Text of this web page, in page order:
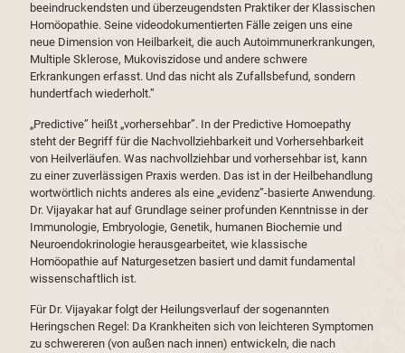
beeindruckendsten und überzeugendsten Praktiker der Klassischen
Homöopathie. Seine videodokumentierten Fälle zeigen uns eine
neue Dimension von Heilbarkeit, die auch Autoimmunerkrankungen,
Multiple Sklerose, Mukoviszidose und andere schwere
Erkrankungen erfasst. Und das nicht als Zufallsbefund, sondern
hundertfach wiederholt.”
„Predictive” heißt „vorhersehbar”. In der Predictive Homoepathy
steht der Begriff für die Nachvollziehbarkeit und Vorhersehbarkeit
von Heilverläufen. Was nachvollziehbar und vorhersehbar ist, kann
zu einer zuverlässigen Praxis werden. Das ist in der Heilbehandlung
wortwörtlich nichts anderes als eine „evidenz”-basierte Anwendung.
Dr. Vijayakar hat auf Grundlage seiner profunden Kenntnisse in der
Immunologie, Embryologie, Genetik, humanen Biochemie und
Neuroendokrinologie herausgearbeitet, wie klassische
Homöopathie auf Naturgesetzen basiert und damit fundamental
wissenschaftlich ist.
Für Dr. Vijayakar folgt der Heilungsverlauf der sogenannten
Heringschen Regel: Da Krankheiten sich von leichteren Symptomen
zu schwereren (von außen nach innen) entwickeln, die nach